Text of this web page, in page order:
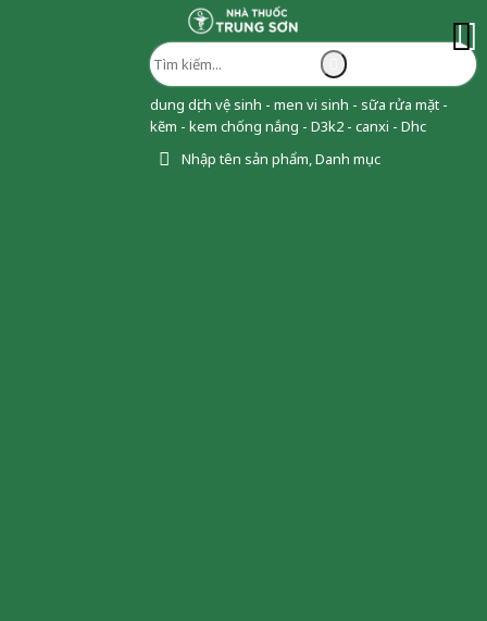
dung dịch vệ sinh - men vi sinh - sữa rửa mặt -
kẽm - kem chống nắng - D3k2 - canxi - Dhc
Nhập tên sản phẩm, Danh mục